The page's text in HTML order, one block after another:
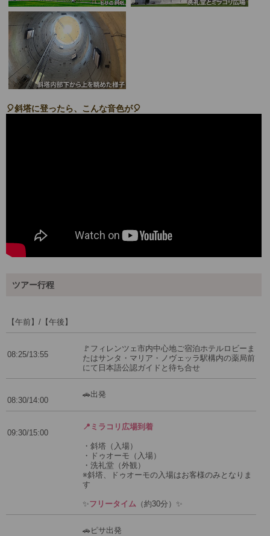
🎈斜塔に登ったら、こんな音色が🎈
ツアー行程
【午前】/【午後】
08:25/13:55
🚩フィレンツェ市内中心地ご宿泊ホテルロビーま
たはサンタ・マリア・ノヴェッラ駅構内の薬局前
にて日本語公認ガイドと待ち合せ
08:30/14:00
🚗出発
09:30/15:00
📍ミラコリ広場到着
・斜塔（入場）
・ドゥオーモ（入場）
・洗礼堂（外観）
※斜塔、ドゥオーモの入場はお客様のみとなりま
す
✨フリータイム （約30分）✨
🚗ピサ出発